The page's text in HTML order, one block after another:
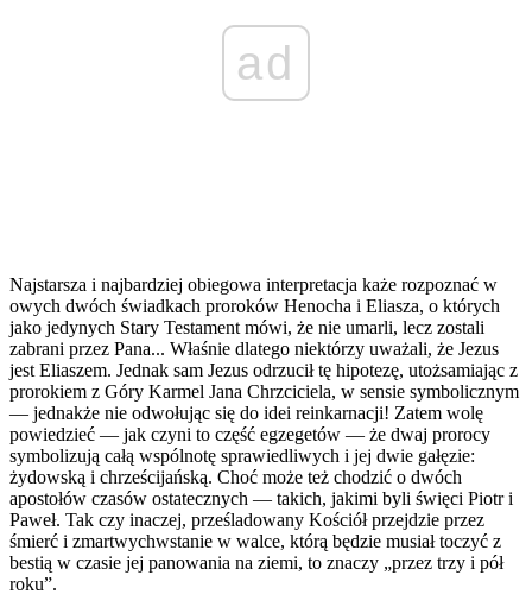
ad
Najstarsza i najbardziej obiegowa interpretacja każe rozpoznać w
owych dwóch świadkach proroków Henocha i Eliasza, o których
jako jedynych Stary Testament mówi, że nie umarli, lecz zostali
zabrani przez Pana... Właśnie dlatego niektórzy uważali, że Jezus
jest Eliaszem. Jednak sam Jezus odrzucił tę hipotezę, utożsamiając z
prorokiem z Góry Karmel Jana Chrzciciela, w sensie symbolicznym
— jednakże nie odwołując się do idei reinkarnacji! Zatem wolę
powiedzieć — jak czyni to część egzegetów — że dwaj prorocy
symbolizują całą wspólnotę sprawiedliwych i jej dwie gałęzie:
żydowską i chrześcijańską. Choć może też chodzić o dwóch
apostołów czasów ostatecznych — takich, jakimi byli święci Piotr i
Paweł. Tak czy inaczej, prześladowany Kościół przejdzie przez
śmierć i zmartwychwstanie w walce, którą będzie musiał toczyć z
bestią w czasie jej panowania na ziemi, to znaczy „przez trzy i pół
roku”.